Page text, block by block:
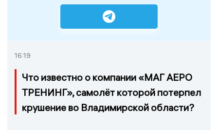
16:19
Что известно о компании «МАГ АЕРО
ТРЕНИНГ», самолёт которой потерпел
крушение во Владимирской области?